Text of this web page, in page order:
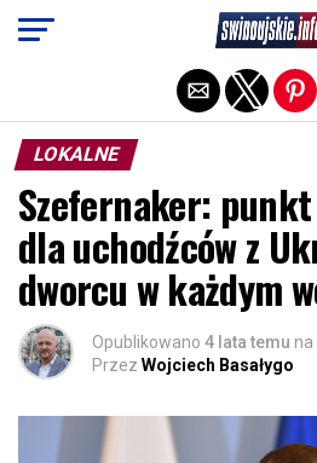
LOKALNE
Szefernaker:
dla uchodźców z
dworcu w każdym
Opublikowano 4 lata temu na
Przez Wojciech Basałygo
Exit mobile